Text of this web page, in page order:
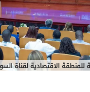
للمنطقة الاقتصادية لقناة